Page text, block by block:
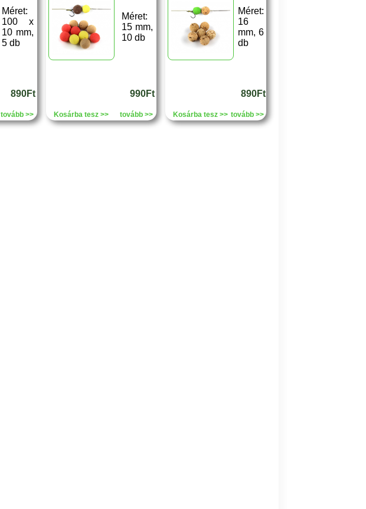
Méret:
100 x
10 mm,
5 db
890Ft
tovább >>
Méret:
15 mm,
10 db
990Ft
Kosárba tesz >> tovább >>
Méret:
16
mm, 6
db
890Ft
Kosárba tesz >> tovább >>